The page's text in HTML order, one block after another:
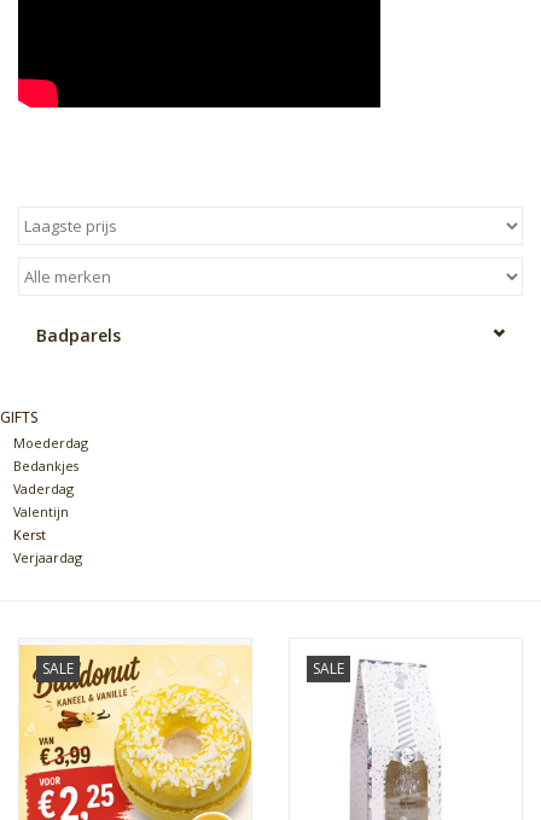
Badparels
GIFTS
Moederdag
Bedankjes
Vaderdag
Valentijn
Kerst
Verjaardag
SALE SALE